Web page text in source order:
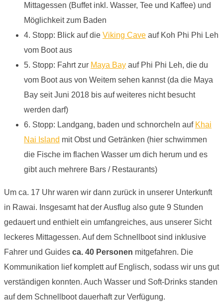
Mittagessen (Buffet inkl. Wasser, Tee und Kaffee) und
Möglichkeit zum Baden
4. Stopp: Blick auf die Viking Cave auf Koh Phi Phi Leh
vom Boot aus
5. Stopp: Fahrt zur Maya Bay auf Phi Phi Leh, die du
vom Boot aus von Weitem sehen kannst (da die Maya
Bay seit Juni 2018 bis auf weiteres nicht besucht
werden darf)
6. Stopp: Landgang, baden und schnorcheln auf Khai
Nai Island mit Obst und Getränken (hier schwimmen
die Fische im flachen Wasser um dich herum und es
gibt auch mehrere Bars / Restaurants)
Um ca. 17 Uhr waren wir dann zurück in unserer Unterkunft
in Rawai. Insgesamt hat der Ausflug also gute 9 Stunden
gedauert und enthielt ein umfangreiches, aus unserer Sicht
leckeres Mittagessen. Auf dem Schnellboot sind inklusive
Fahrer und Guides ca. 40 Personen mitgefahren. Die
Kommunikation lief komplett auf Englisch, sodass wir uns gut
verständigen konnten. Auch Wasser und Soft-Drinks standen
auf dem Schnellboot dauerhaft zur Verfügung.